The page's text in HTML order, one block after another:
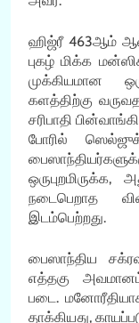
ஹிஜ்ரீ 463ஆம்
புகழ் மிக்க
முக்கியமான
களத்திற்கு
சரிபாதி
போரில்
நடைபெறாத
இடம்பெற்றது.
பைஸாந்திய
எத்தகு
படை.
தாக்கியது,